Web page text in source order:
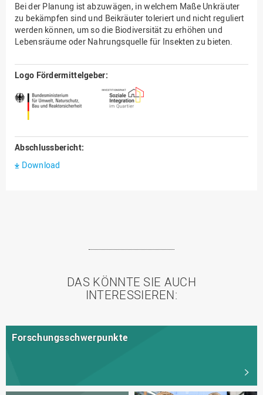
Bei der Planung ist abzuwägen, in welchem Maße Unkräuter
zu bekämpfen sind und Beikräuter toleriert und nicht reguliert
werden können, um so die Biodiversität zu erhöhen und
Lebensräume oder Nahrungsquelle für Insekten zu bieten.
Logo Fördermittelgeber:
Abschlussbericht:
Download
DAS KÖNNTE SIE AUCH
INTERESSIEREN:
Forschungsschwerpunkte